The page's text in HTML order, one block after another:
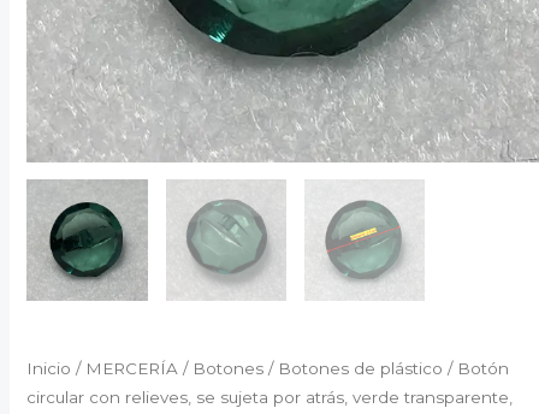
Inicio / MERCERÍA / Botones / Botones de plástico / Botón
circular con relieves, se sujeta por atrás, verde transparente,
1.5
cm
(precio
por
botón)